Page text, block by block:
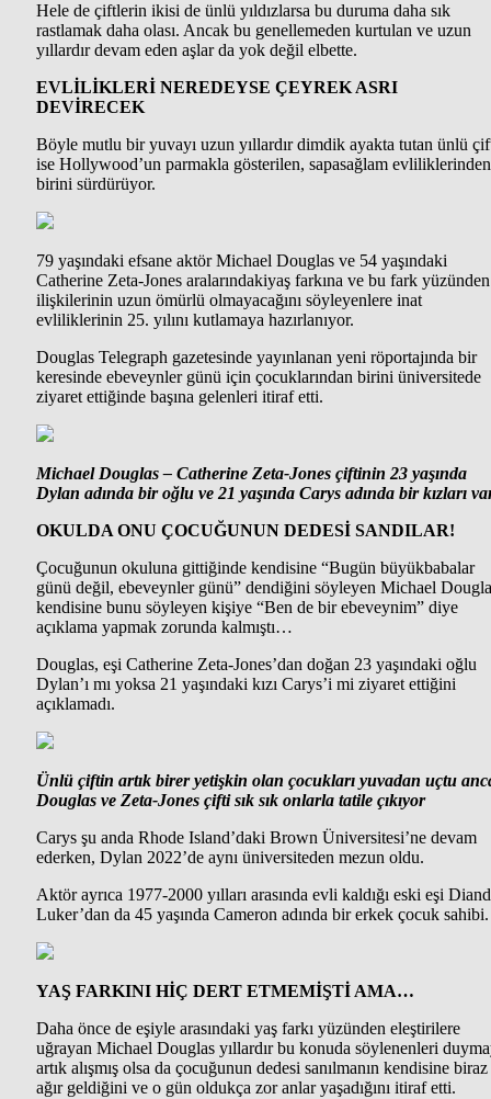
Hele de çiftlerin ikisi de ünlü yıldızlarsa bu duruma daha sık
rastlamak daha olası. Ancak bu genellemeden kurtulan ve uzun
yıllardır devam eden aşlar da yok değil elbette.
EVLİLİKLERİ NEREDEYSE ÇEYREK ASRI
DEVİRECEK
Böyle mutlu bir yuvayı uzun yıllardır dimdik ayakta tutan ünlü
ise Hollywood’un parmakla gösterilen, sapasağlam evliliklerinden
birini sürdürüyor.
79 yaşındaki efsane aktör Michael Douglas ve 54 yaşındaki
Catherine Zeta-Jones aralarındakiyaş farkına ve bu fark yüzünden
ilişkilerinin uzun ömürlü olmayacağını söyleyenlere inat
evliliklerinin 25. yılını kutlamaya hazırlanıyor.
Douglas Telegraph gazetesinde yayınlanan yeni röportajında bir
keresinde ebeveynler günü için çocuklarından birini üniversitede
ziyaret ettiğinde başına gelenleri itiraf etti.
Michael Douglas – Catherine Zeta-Jones çiftinin 23 yaşında
Dylan adında bir oğlu ve 21 yaşında Carys adında bir kızları
OKULDA ONU ÇOCUĞUNUN DEDESİ SANDILAR!
Çocuğunun okuluna gittiğinde kendisine “Bugün büyükbabalar
günü değil, ebeveynler günü” dendiğini söyleyen Michael
kendisine bunu söyleyen kişiye “Ben de bir ebeveynim” diye
açıklama yapmak zorunda kalmıştı…
Douglas, eşi Catherine Zeta-Jones’dan doğan 23 yaşındaki oğlu
Dylan’ı mı yoksa 21 yaşındaki kızı Carys’i mi ziyaret ettiğini
açıklamadı.
Ünlü çiftin artık birer yetişkin olan çocukları yuvadan uçtu
Douglas ve Zeta-Jones çifti sık sık onlarla tatile çıkıyor
Carys şu anda Rhode Island’daki Brown Üniversitesi’ne devam
ederken, Dylan 2022’de aynı üniversiteden mezun oldu.
Aktör ayrıca 1977-2000 yılları arasında evli kaldığı eski eşi
Luker’dan da 45 yaşında Cameron adında bir erkek çocuk sahibi.
YAŞ FARKINI HİÇ DERT ETMEMİŞTİ AMA…
Daha önce de eşiyle arasındaki yaş farkı yüzünden eleştirilere
uğrayan Michael Douglas yıllardır bu konuda söylenenleri
artık alışmış olsa da çocuğunun dedesi sanılmanın kendisine biraz
ağır geldiğini ve o gün oldukça zor anlar yaşadığını itiraf etti.